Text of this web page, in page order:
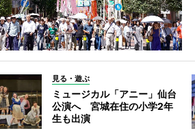
見る・遊ぶ
ミュージカル「アニー」仙台
公演へ 宮城在住の小学2年
生も出演